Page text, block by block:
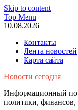
Skip to content
Top Menu
10.08.2026
Контакты
Лента новостей
Карта сайта
Новости сегодня
Информационный
политики, финансов,